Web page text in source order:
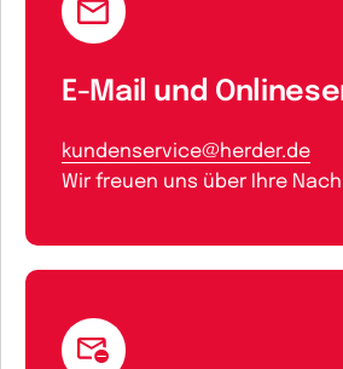
E-Mail und
kundenservice@herder.de
Wir freuen uns über Ihre